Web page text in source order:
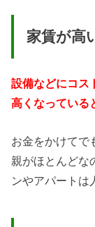
家賃が高
設備などにコス
高くなっている
お金をかけてで
親がほとんどな
ンやアパートは